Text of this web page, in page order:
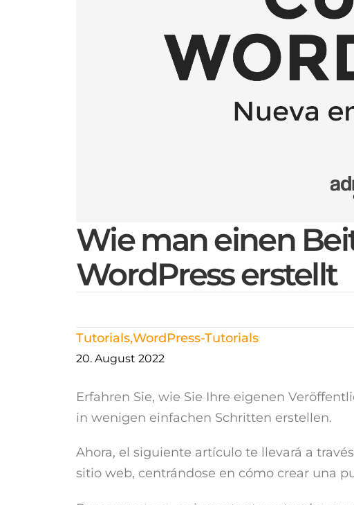
Wie man einen
WordPress erstellt
Tutorials,WordPress-Tutorials
20. August 2022
Erfahren Sie, wie Sie Ihre eigenen
in wenigen einfachen Schritten erstellen.
Ahora, el siguiente artículo te llevará a
sitio web, centrándose en cómo crear una